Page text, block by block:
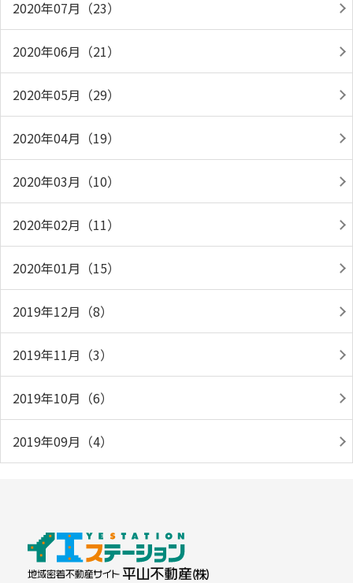
2020年07月（23）
2020年06月（21）
2020年05月（29）
2020年04月（19）
2020年03月（10）
2020年02月（11）
2020年01月（15）
2019年12月（8）
2019年11月（3）
2019年10月（6）
2019年09月（4）